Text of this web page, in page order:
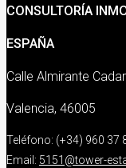
CONSULTORÍA
ESPAÑA
Calle Almirante
Valencia, 46005
Teléfono: (+34) 960 37
Email: 5151@tower-